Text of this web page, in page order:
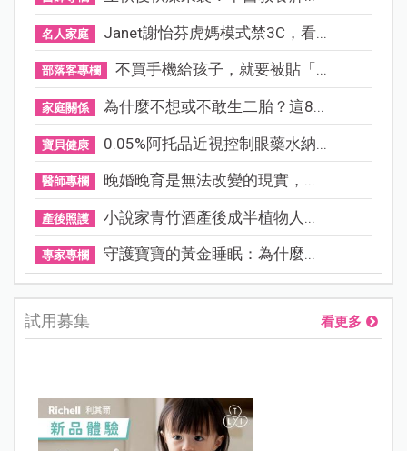
名人家庭 Janet謝怡芬虎媽模式禁3C，看...
部落客專欄 不買手機給孩子，就要被貼「...
家庭關係 為什麼不想或不敢生二胎？這8...
寶貝健康 0.05%阿托品近視控制眼藥水納...
醫師專欄 晚婚晚育是無法改變的現實，...
產後照護 小說家青竹酒產後成半植物人...
專家專欄 守護寶寶的黃金睡眠：為什麼...
試用募集 看更多